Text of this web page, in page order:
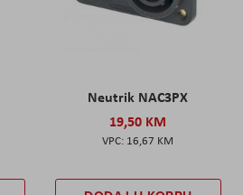
Neutrik NAC3PX
19,50 KM
16,67 KM